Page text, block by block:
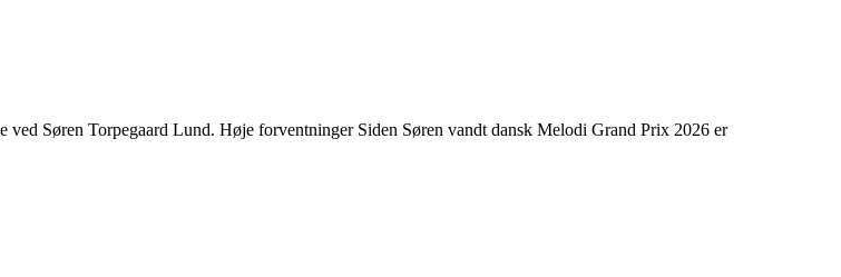
Søren Torpegaard Lund. Høje forventninger Siden Søren vandt dansk Melodi Grand Prix 2026 er